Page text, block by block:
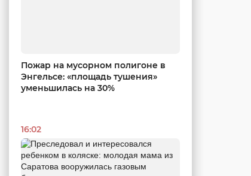
Пожар на мусорном полигоне в
Энгельсе: «площадь тушения»
уменьшилась на 30%
16:02